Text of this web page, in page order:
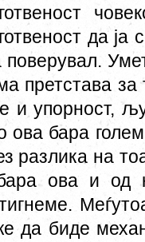
да
поверувал.
претстава
и упорност,
ова бара
разлика на
ова и од
да биде